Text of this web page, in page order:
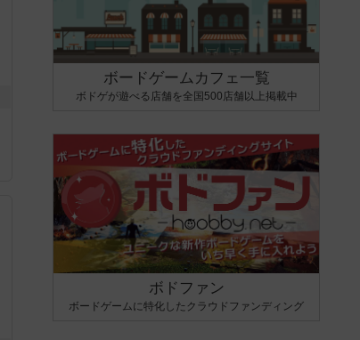
ボードゲームカフェ一覧
ボドゲが遊べる店舗を全国500店舗以上掲載中
ボドファン
ボードゲームに特化したクラウドファンディング